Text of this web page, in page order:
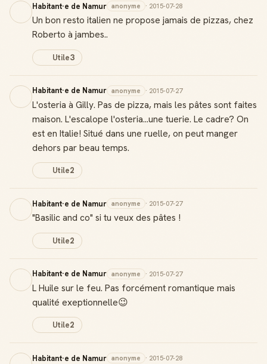
Habitant·e de Namur anonyme · 2015-07-28
Un bon resto italien ne propose jamais de pizzas, chez
Roberto à jambes..
Utile3
Habitant·e de Namur anonyme · 2015-07-27
L'osteria à Gilly. Pas de pizza, mais les pâtes sont faites
maison. L'escalope l'osteria...une tuerie. Le cadre? On
est en Italie! Situé dans une ruelle, on peut manger
dehors par beau temps.
Utile2
Habitant·e de Namur anonyme · 2015-07-27
"Basilic and co" si tu veux des pâtes !
Utile2
Habitant·e de Namur anonyme · 2015-07-27
L Huile sur le feu. Pas forcément romantique mais
qualité exeptionnelle😉
Utile2
Habitant·e de Namur anonyme · 2015-07-28